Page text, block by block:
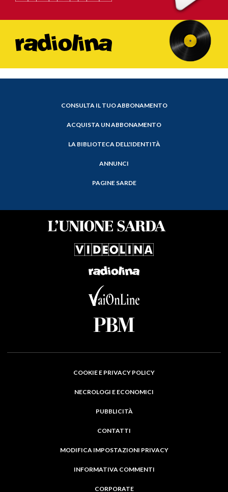
CONSULTA IL TUO ABBONAMENTO
ACQUISTA UN ABBONAMENTO
LA BIBLIOTECA DELL'IDENTITÀ
ANNUNCI
PAGINE SARDE
COOKIE E PRIVACY POLICY
NECROLOGI E ECONOMICI
PUBBLICITÀ
CONTATTI
MODIFICA IMPOSTAZIONI PRIVACY
INFORMATIVA COMMENTI
CORPORATE